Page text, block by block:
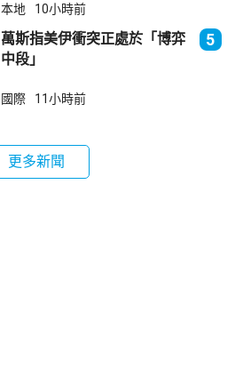
本地 10小時前
萬斯指美伊衝突正處於「博弈
中段」
5
國際 11小時前
更多新聞